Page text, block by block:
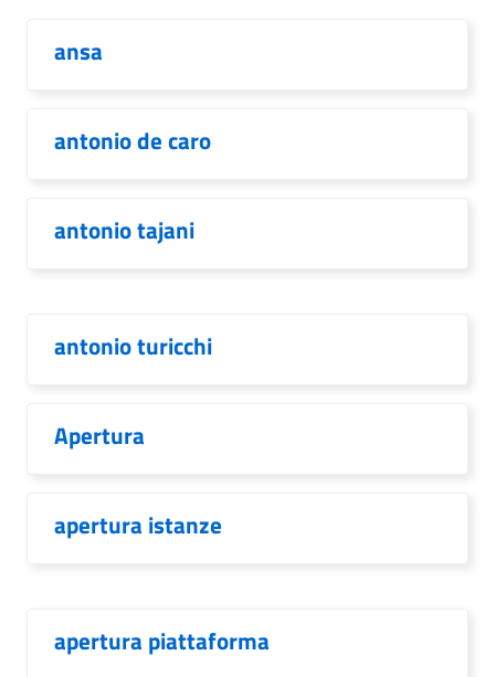
ansa
antonio de caro
antonio tajani
antonio turicchi
Apertura
apertura istanze
apertura piattaforma